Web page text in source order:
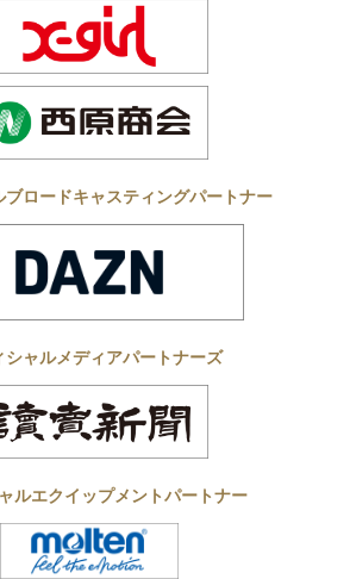
ブロードキャスティングパートナー
シャルメディアパートナーズ
ルエクイップメントパートナー